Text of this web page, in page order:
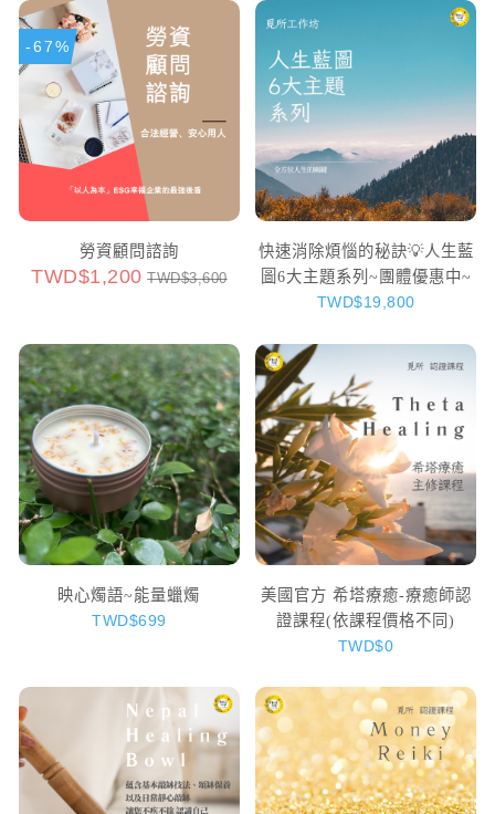
-67%
勞資顧問諮詢
TWD$1,200 TWD$3,600
快速消除煩惱的秘訣💡人生藍
圖6大主題系列~團體優惠中~
TWD$19,800
映心燭語~能量蠟燭
TWD$699
美國官方 希塔療癒-療癒師認
證課程(依課程價格不同)
TWD$0